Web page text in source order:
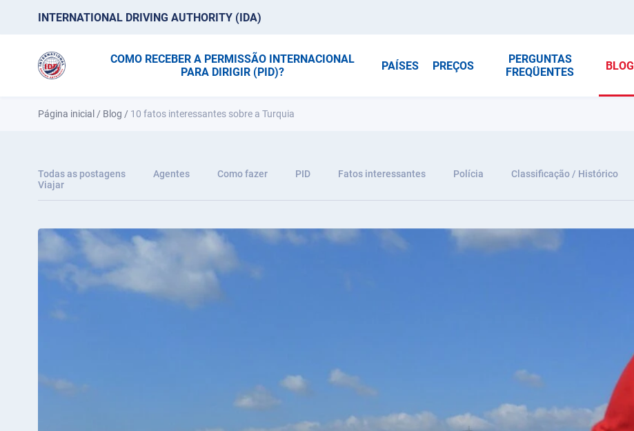
INTERNATIONAL DRIVING AUTHORITY (IDA)
COMO RECEBER A PERMISSÃO INTERNACIONAL
PARA DIRIGIR (PID)?
PAÍSES PREÇOS
PERGUNTAS
FREQÜENTES
BLOG
Página inicial / Blog / 10 fatos interessantes sobre a Turquia
Todas as postagens Agentes Como fazer PID Fatos interessantes Polícia Classificação / Histórico
Viajar